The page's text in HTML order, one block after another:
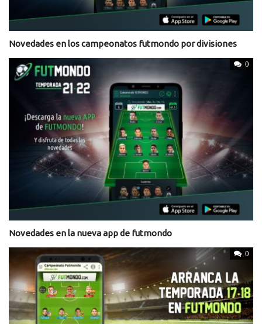
Novedades en los campeonatos futmondo por divisiones
0
Novedades en la nueva app de futmondo
0